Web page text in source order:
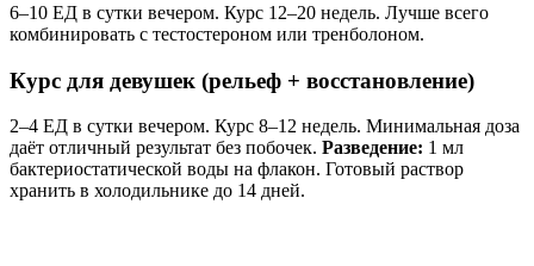
6–10 ЕД в сутки вечером. Курс 12–20 недель. Лучше всего
комбинировать с тестостероном или тренболоном.
Курс для девушек (рельеф + восстановление)
2–4 ЕД в сутки вечером. Курс 8–12 недель. Минимальная доза
даёт отличный результат без побочек. Разведение: 1 мл
бактериостатической воды на флакон. Готовый раствор
хранить в холодильнике до 14 дней.